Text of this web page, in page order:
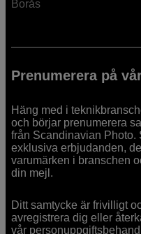
Borås
Prenumerera på
Häng med i
och börjar prenumerera
från Scandinavian Photo.
exklusiva erbjudanden,
varumärken i branschen
din mejl.
Ditt samtycke är frivilligt
avregistrera dig eller
vår